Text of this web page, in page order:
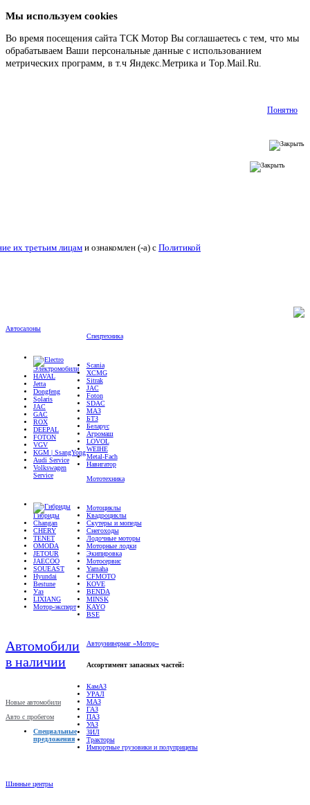
Мы используем cookies
Во время посещения сайта ТСК Мотор Вы соглашаетесь с тем, что мы
обрабатываем Ваши персональные данные с использованием
метрических программ, в т.ч Яндекс.Метрика и Top.Mail.Ru.
Понятно
их третьим лицами ознакомлен (-а) cПолитикой конфиденциальности
Электромобили
HAVAL
Jetta
Dongfeng
Solaris
JAC
GAC
ROX
DEEPAL
FOTON
VGV
KGM | SsangYong
Audi Service
Volkswagen
Service
Гибриды
Changan
CHERY
TENET
OMODA
JETOUR
JAECOO
SOUEAST
Hyundai
Bestune
Уаз
LIXIANG
Мотор-эксперт
в наличии
Авто с пробегом
Специальные
предложения
XCMG
Sitrak
JAC
Foton
SDAC
МАЗ
БТЗ
Беларус
Агромаш
LOVOL
WEIHE
Metal-Fach
Навигатор
Мототехника
Квадроциклы
Скутеры и мопеды
Снегоходы
Лодочные моторы
Моторные лодки
Экипировка
Мотосервис
Yamaha
CFMOTO
KOVE
BENDA
MINSK
KAYO
BSE
УРАЛ
МАЗ
ГАЗ
ПАЗ
УАЗ
ЗИЛ
Тракторы
Импортные грузовики и полуприцепы